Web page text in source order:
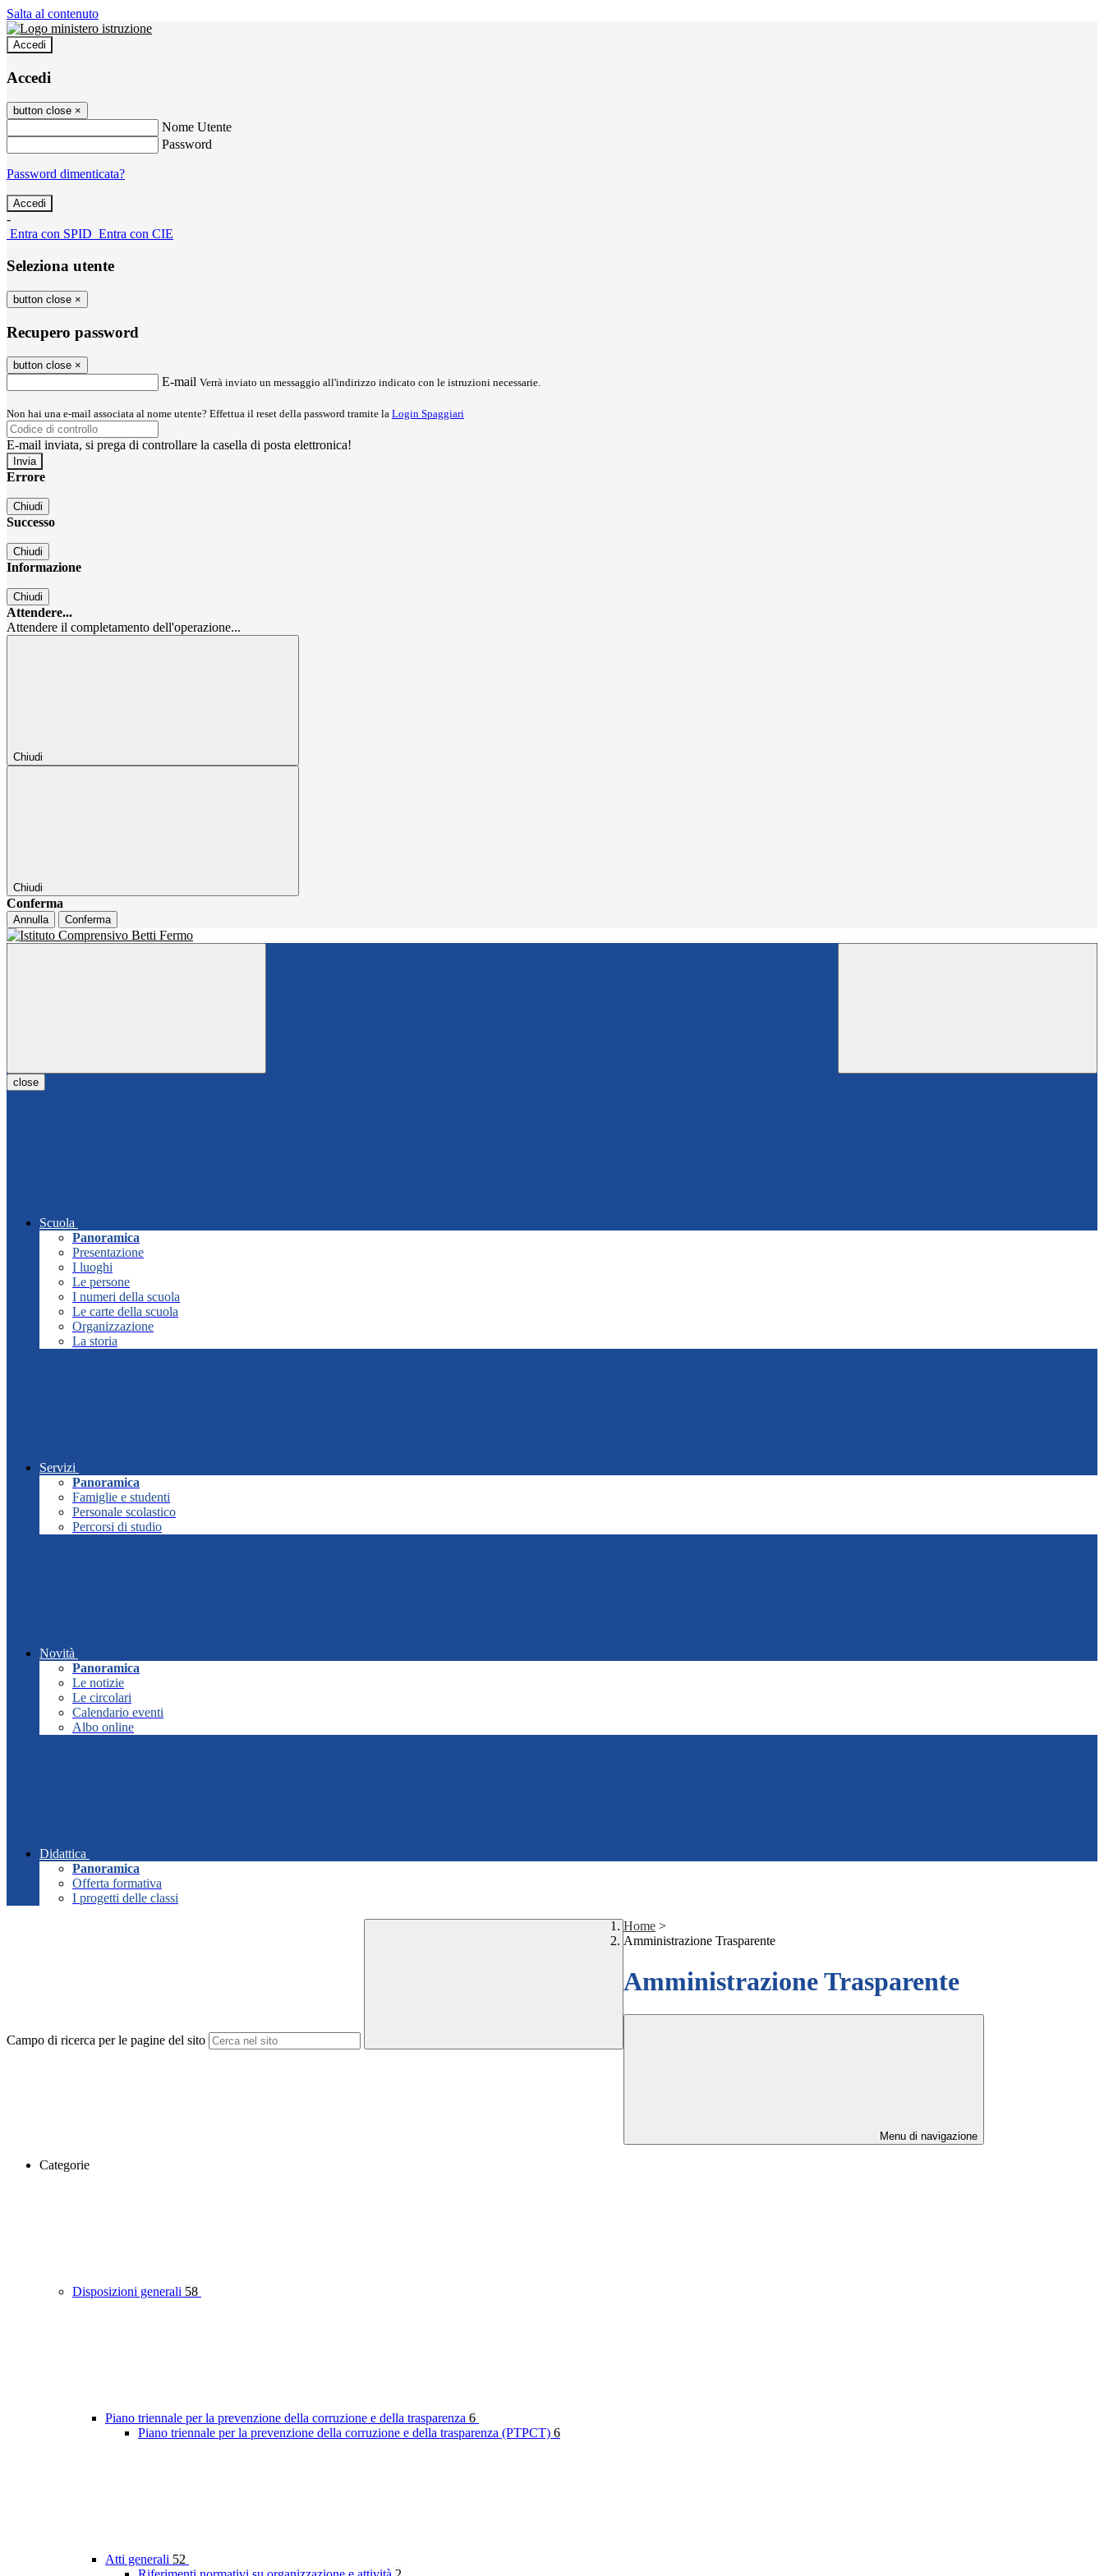
Salta al contenuto
Accedi
Accedi
button close ×
Nome Utente
Password
Password dimenticata?
-
Entra con SPID Entra con CIE
Seleziona utente
button close ×
Recupero password
button close ×
E-mail Verrà inviato un messaggio all'indirizzo indicato con le istruzioni necessarie.
Non hai una e-mail associata al nome utente? Effettua il reset della password tramite la Login Spaggiari
E-mail inviata, si prega di controllare la casella di posta elettronica!
Errore
Chiudi
Successo
Chiudi
Informazione
Chiudi
Attendere...
Attendere il completamento dell'operazione...
Chiudi
Chiudi
Conferma
Annulla Conferma
close
Scuola
Panoramica
Presentazione
I luoghi
Le persone
I numeri della scuola
Le carte della scuola
Organizzazione
La storia
Servizi
Panoramica
Famiglie e studenti
Personale scolastico
Percorsi di studio
Novità
Panoramica
Le notizie
Le circolari
Calendario eventi
Albo online
Didattica
Panoramica
Offerta formativa
I progetti delle classi
Campo di ricerca per le pagine del sito
Home >
Amministrazione Trasparente
Amministrazione Trasparente
Menu di navigazione
Categorie
Disposizioni generali 58
Piano triennale per la prevenzione della corruzione e della trasparenza 6
Piano triennale per la prevenzione della corruzione e della trasparenza (PTPCT) 6
Atti generali 52